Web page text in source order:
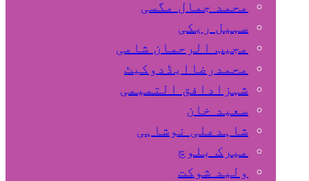
محمد جمال مگسی
سہیل ريكی
مجیب الرحمان شامی
محمدرضاایڈدوکیٹ
شہزادافق التمیمی
سعید خان
شاہدعلی نوشاہی
میرک بلوچ
ولید شوکت